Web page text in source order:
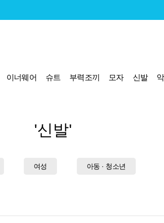
이너웨어 슈트 부력조끼 모자 신발
'신발'
여성 아동 · 청소년